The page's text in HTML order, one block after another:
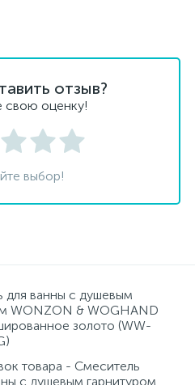
отзыв?
свою оценку!
выбор!
для ванны с душевым
WONZON & WOGHAND
золото (WW-
товара - Смеситель
с душевым гарнитуром